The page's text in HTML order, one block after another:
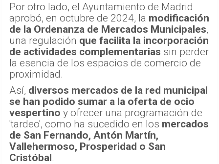
Por otro lado, el Ayuntamiento de Madrid
aprobó, en octubre de 2024, la modificación
de la Ordenanza de Mercados Municipales,
una regulación que facilita la incorporación
de actividades complementarias sin perder
la esencia de los espacios de comercio de
proximidad.
Así, diversos mercados de la red municipal
se han podido sumar a la oferta de ocio
vespertino y ofrecer una programación de
'tardeo', como ha sucedido en los mercados
de San Fernando, Antón Martín,
Vallehermoso, Prosperidad o San
Cristóbal.